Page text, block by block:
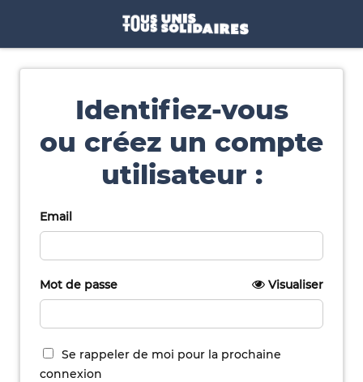
Identifiez-vous
ou créez un compte
utilisateur :
Email
Mot de passe Visualiser
Se rappeler de moi pour la prochaine
connexion